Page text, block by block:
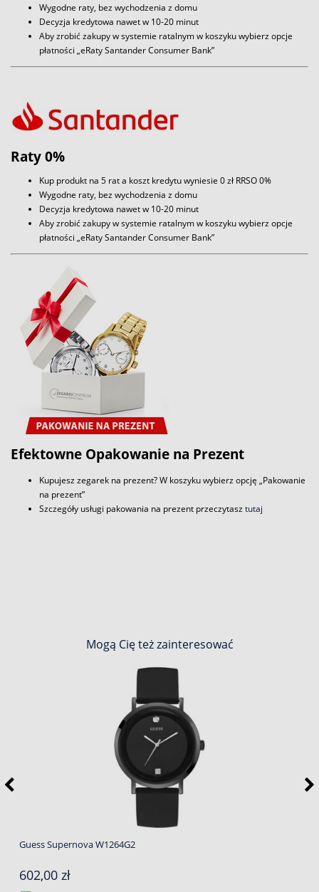
Wygodne raty, bez wychodzenia z domu
Decyzja kredytowa nawet w 10-20 minut
Aby zrobić zakupy w systemie ratalnym w koszyku wybierz opcje
płatności „eRaty Santander Consumer Bank”
Raty 0%
Kup produkt na 5 rat a koszt kredytu wyniesie 0 zł RRSO 0%
Wygodne raty, bez wychodzenia z domu
Decyzja kredytowa nawet w 10-20 minut
Aby zrobić zakupy w systemie ratalnym w koszyku wybierz opcje
płatności „eRaty Santander Consumer Bank”
Efektowne Opakowanie na Prezent
Kupujesz zegarek na prezent? W koszyku wybierz opcję „Pakowanie
na prezent”
Szczegóły usługi pakowania na prezent przeczytasztutaj
Mogą Cię też zainteresować
Guess Supernova W1264G2
602,00 zł